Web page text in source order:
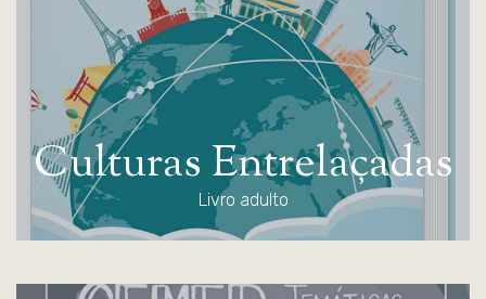
Culturas Entrelaçadas
Livro adulto